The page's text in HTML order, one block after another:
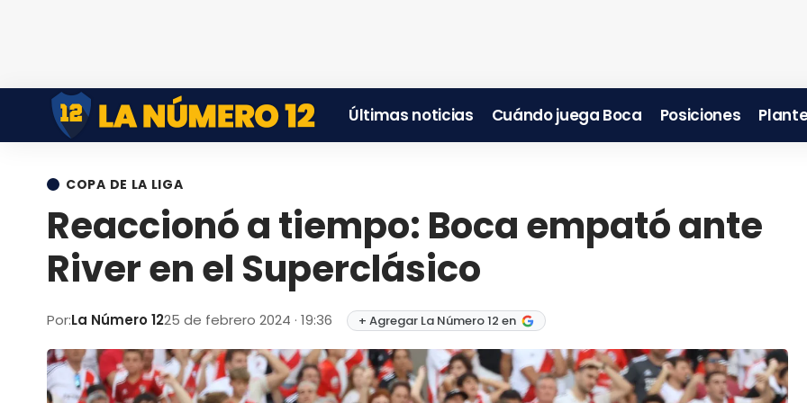
Últimas noticias Cuándo juega Boca Posiciones
COPA DE LA LIGA
Reaccionó a tiempo: Boca empató ante
River en el Superclásico
Por:La Número 1225 de febrero 2024 · 19:36 + Agregar La Número 12 en